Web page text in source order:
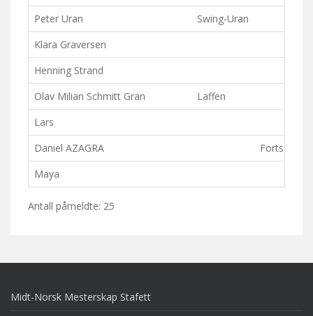
Peter Uran
Swing-Uran
Klara Graversen
Henning Strand
Olav Milian Schmitt Gran
Laffen
Lars
Daniel AZAGRA
Fortsatt
Maya
Antall påmeldte: 25
Midt-Norsk Mesterskap Stafett